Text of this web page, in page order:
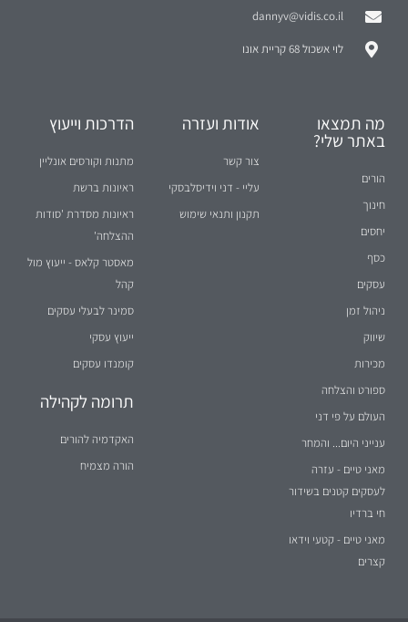
dannyv@vidis.co.il
לוי אשכול 68 קריית אונו
מה תמצאו
באתר שלי?
הורים
חינוך
יחסים
כסף
עסקים
ניהול זמן
שיווק
מכירות
ספורט והצלחה
העולם על פי דני
ענייני היום... והמחר
מאני טיים - עזרה
לעסקים קטנים בשידור
חי ברדיו
מאני טיים - קטעי וידאו
קצרים
אודות ועזרה
צור קשר
עליי - דני וידיסלבסקי
תקנון ותנאי שימוש
הדרכות וייעוץ
מתנות וקורסים אונליין
ראיונות ברשת
ראיונות מסדרת 'סודות
ההצלחה'
מאסטר קלאס - ייעוץ מול
קהל
סמינר לבעלי עסקים
ייעוץ עסקי
קומנדו עסקים
תרומה לקהילה
האקדמיה להורים
הורה מצמיח